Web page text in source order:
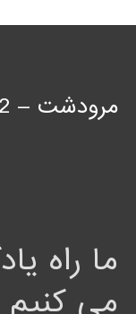
مرودشت – 22 بهمن شمالی
ما راه
می کنیم